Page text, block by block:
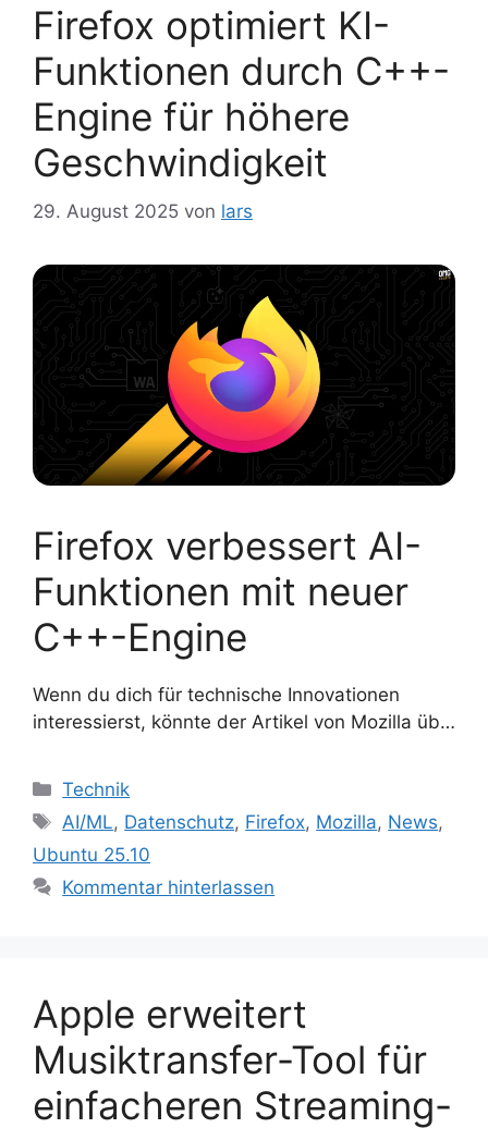
Firefox optimiert KI-
Funktionen durch C++-
Engine für höhere
Geschwindigkeit
29. August 2025 von lars
Firefox verbessert AI-
Funktionen mit neuer
C++-Engine
Wenn du dich für technische Innovationen
interessierst, könnte der Artikel von Mozilla üb…
Kategorien
Technik
Schlagwörter
AI/ML, Datenschutz, Firefox, Mozilla, News,
Ubuntu 25.10
Kommentar hinterlassen
Apple erweitert
Musiktransfer-Tool für
einfacheren Streaming-